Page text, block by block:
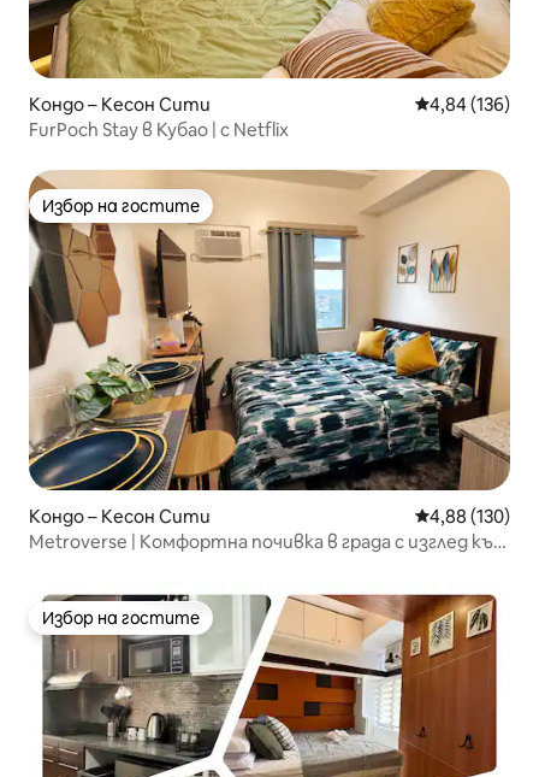
Кондо – Кесон Сити Средна
4,84 (136)
FurPoch Stay в Кубао | с Netflix
Избор на гостите
Избор на гостите
Кондо – Кесон Сити Средна
4,88 (130)
Metroverse | Комфортна почивка в града с изглед към
Избор на гостите
Избор на гостите